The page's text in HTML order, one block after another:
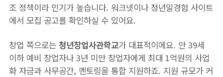
조 정책이라 인기가 높습니다. 워크넷이나 청년일경험 사이트
에서 모집 공고를 확인하실 수 있어요.
창업 쪽으로는 청년창업사관학교가 대표적이에요. 만 39세
이하 예비 창업자나 3년 미만 창업자에게 최대 1억원의 사업
화 자금과 사무공간, 멘토링을 통합 지원하죠. 지원 규모가 커